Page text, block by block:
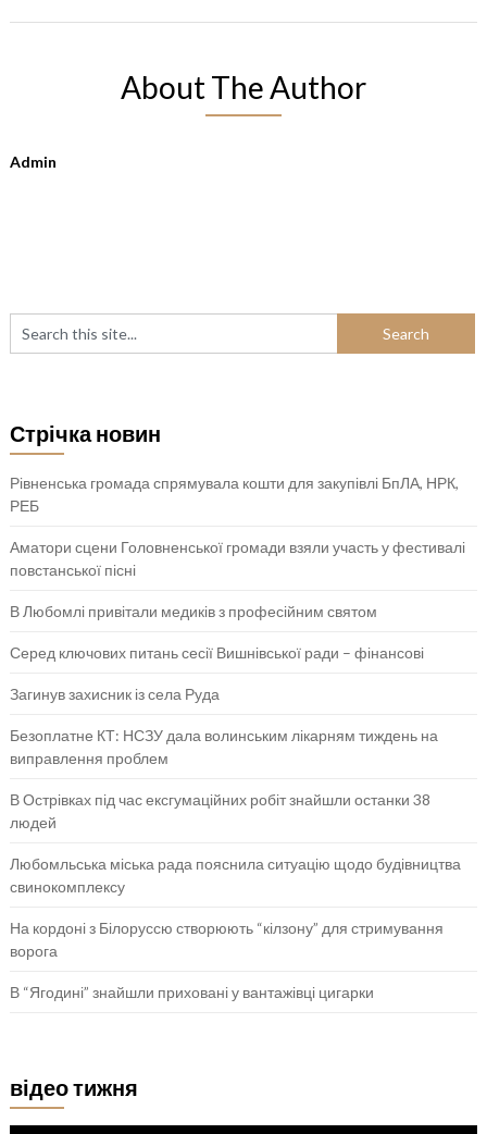
About The Author
Admin
Стрічка новин
Рівненська громада спрямувала кошти для закупівлі БпЛА, НРК,
РЕБ
Аматори сцени Головненської громади взяли участь у фестивалі
повстанської пісні
В Любомлі привітали медиків з професійним святом
Серед ключових питань сесії Вишнівської ради – фінансові
Загинув захисник із села Руда
Безоплатне КТ: НСЗУ дала волинським лікарням тиждень на
виправлення проблем
В Острівках під час ексгумаційних робіт знайшли останки 38
людей
Любомльська міська рада пояснила ситуацію щодо будівництва
свинокомплексу
На кордоні з Білоруссю створюють “кілзону” для стримування
ворога
В “Ягодині” знайшли приховані у вантажівці цигарки
відео тижня